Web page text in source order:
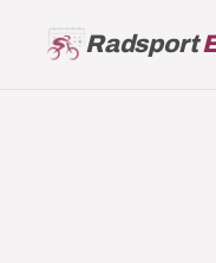
Radsport